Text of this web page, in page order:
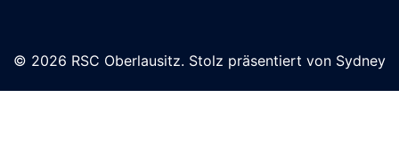
© 2026 RSC Oberlausitz. Stolz präsentiert von Sydney